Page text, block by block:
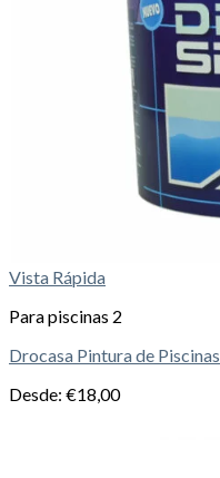
Vista Rápida
Para piscinas 2
Drocasa Pintura de Piscinas
Desde: €18,00